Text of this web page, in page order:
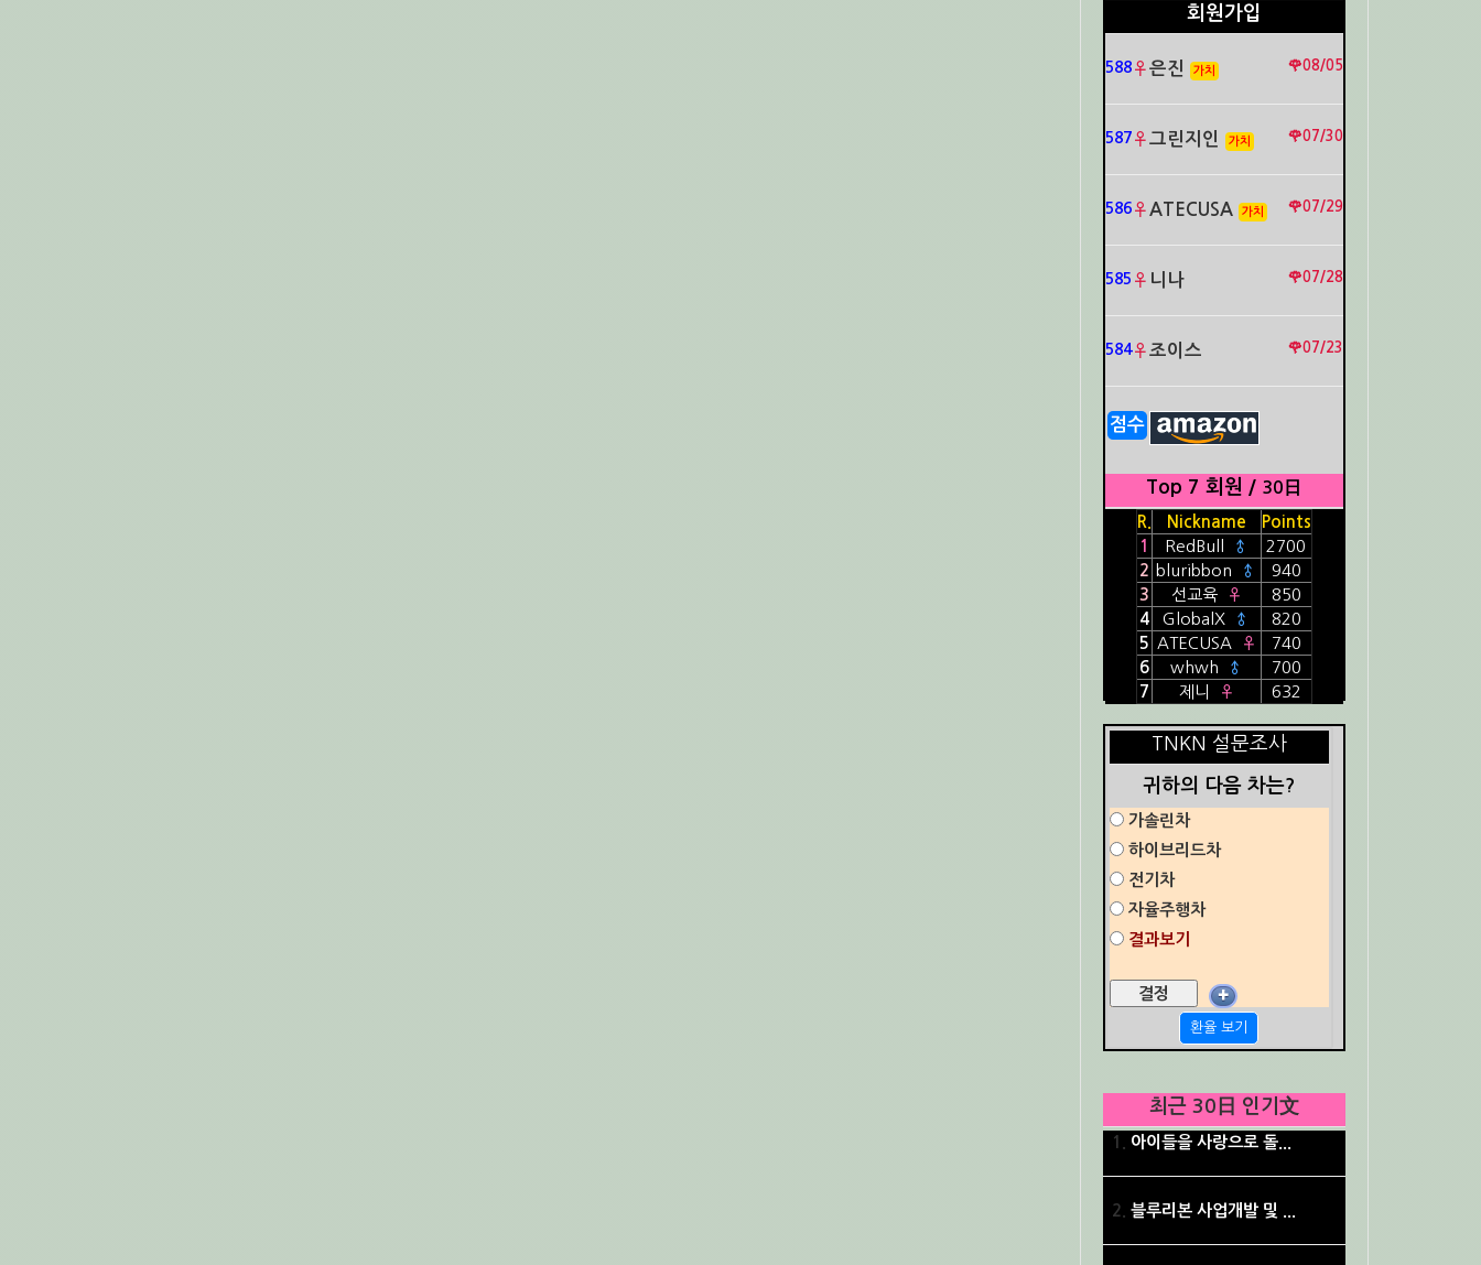
회원가입
588♀은진 가치 🌹08/05
587♀그린지인 가치 🌹07/30
586♀ ATECUSA 가치 🌹07/29
585 ♀ 니나 🌹07/28
584♀조이스 🌹07/23
점수
Top 7 회원 / 30日
R. Nickname
Points
1
RedBull ♂
2700
2 bluribbon ♂
940
3
선교육 ♀
850
4
GlobalX ♂
820
5 ATECUSA ♀
740
6
whwh ♂
700
7
제니 ♀ 632
TNKN 설문조사
귀하의 다음 차는?
가솔린차
하이브리드차
전기차
자율주행차
결과보기
✚
환율 보기
최근 30日 인기文
아이들을 사랑으로 돌...
블루리본 사업개발 및 ...